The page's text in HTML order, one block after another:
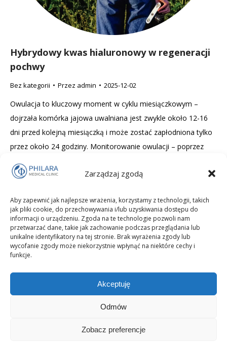
Zarządzaj zgodą
Aby zapewnić jak najlepsze wrażenia, korzystamy z technologii, takich
jak pliki cookie, do przechowywania i/lub uzyskiwania dostępu do
informacji o urządzeniu. Zgoda na te technologie pozwoli nam
przetwarzać dane, takie jak zachowanie podczas przeglądania lub
unikalne identyfikatory na tej stronie. Brak wyrażenia zgody lub
wycofanie zgody może niekorzystnie wpłynąć na niektóre cechy i
funkcje.
Akceptuję
Odmów
Zobacz preferencje
Hybrydowy kwas hialuronowy w regeneracji
pochwy
Bez kategorii Przez admin 2025-12-02
Owulacja to kluczowy moment w cyklu miesiączkowym –
dojrzała komórka jajowa uwalniana jest zwykle około 12-16
dni przed kolejną miesiączką i może zostać zapłodniona tylko
przez około 24 godziny. Monitorowanie owulacji – poprzez
czy badania USG i hormonalne – pozwala lepiej poznać swoje
unikać poczęcia, a także wykryć ewentualne zaburzenia
płodności.